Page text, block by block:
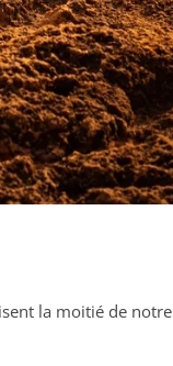
la moitié de notre